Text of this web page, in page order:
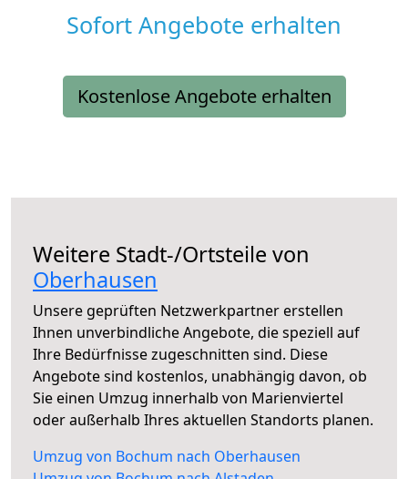
Sofort Angebote erhalten
Kostenlose Angebote erhalten
Weitere Stadt-/Ortsteile von
Oberhausen
Unsere geprüften Netzwerkpartner erstellen
Ihnen unverbindliche Angebote, die speziell auf
Ihre Bedürfnisse zugeschnitten sind. Diese
Angebote sind kostenlos, unabhängig davon, ob
Sie einen Umzug innerhalb von Marienviertel
oder außerhalb Ihres aktuellen Standorts planen.
Umzug von Bochum nach Oberhausen